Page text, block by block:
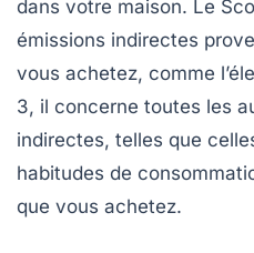
dans votre maison. Le
émissions indirectes
vous achetez, comme
3, il concerne toutes les
indirectes, telles que
habitudes de
que vous achetez.